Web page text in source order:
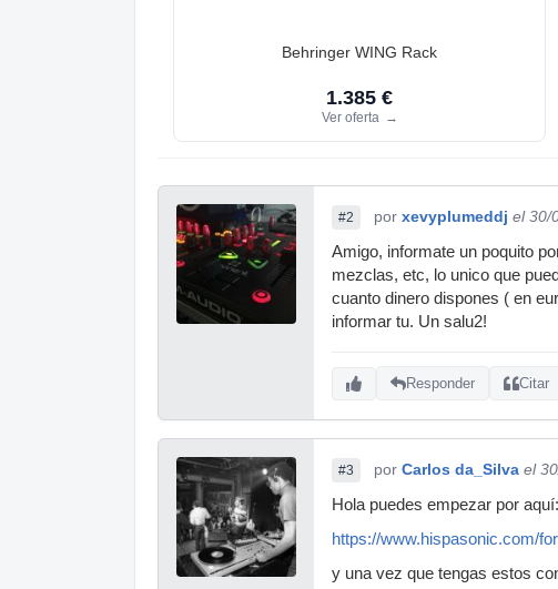
Behringer WING Rack
1.385 €
Ver oferta →
#2 por xevyplumeddj el 30/
Amigo, informate un poquito
mezclas, etc, lo unico que
cuanto dinero dispones ( en
informar tu. Un salu2!
Responder Citar
#3 por Carlos da_Silva el
Hola puedes empezar por aquí:
https://www.hispasonic.com/
y una vez que tengas estos